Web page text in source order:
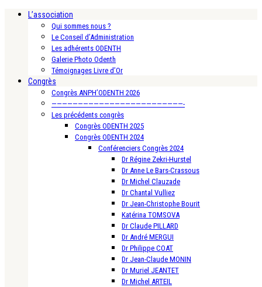
L’association
Qui sommes nous ?
Le Conseil d’Administration
Les adhérents ODENTH
Galerie Photo Odenth
Témoignages Livre d’Or
Congrès
Congrès ANPH’ODENTH 2026
—————————————————————————-
Les précédents congrès
Congrès ODENTH 2025
Congrès ODENTH 2024
Conférenciers Congrès 2024
Dr Régine Zekri-Hurstel
Dr Anne Le Bars-Crassous
Dr Michel Clauzade
Dr Chantal Vulliez
Dr Jean-Christophe Bourit
Katérina TOMSOVA
Dr Claude PILLARD
Dr André MERGUI
Dr Philippe COAT
Dr Jean-Claude MONIN
Dr Muriel JEANTET
Dr Michel ARTEIL